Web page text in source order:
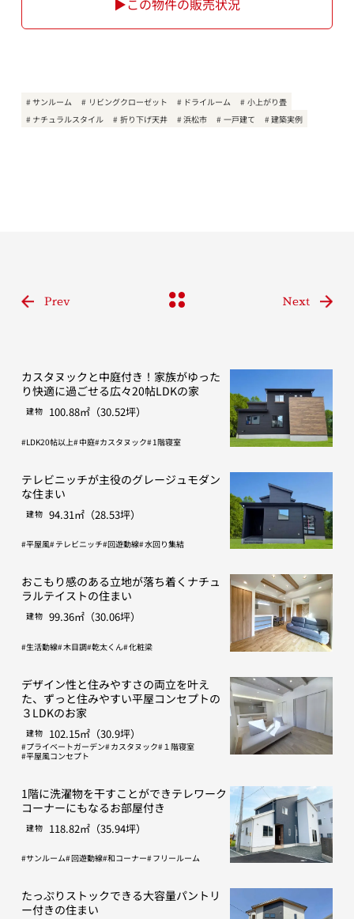
▶この物件の販売状況
サンルーム リビングクローゼット ドライルーム
小上がり畳
ナチュラルスタイル
折り下げ天井 浜松市 一戸建て 建築実例
Prev Next
カスタヌックと中庭付き！家族がゆった
り快適に過ごせる広々20帖LDKの家
建物 100.88㎡（30.52坪）
LDK20帖以上 中庭 カスタヌック 1階寝室
テレビニッチが主役のグレージュモダン
な住まい
建物 94.31㎡（28.53坪）
平屋風 テレビニッチ 回遊動線 水回り集結
おこもり感のある立地が落ち着くナチュ
ラルテイストの住まい
建物 99.36㎡（30.06坪）
生活動線 木目調 乾太くん 化粧梁
デザイン性と住みやすさの両立を叶え
た、ずっと住みやすい平屋コンセプトの
３LDKのお家
建物 102.15㎡（30.9坪）
プライベートガーデン カスタヌック
１階寝室
平屋風コンセプト
1階に洗濯物を干すことができテレワーク
コーナーにもなるお部屋付き
建物 118.82㎡（35.94坪）
サンルーム 回遊動線 和コーナー フリールーム
たっぷりストックできる大容量パントリ
ー付きの住まい